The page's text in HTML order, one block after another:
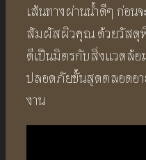
เส้นทางผ่านน้ำดีๆ ก่อนจ
สัมผัสผิวคุณ ด้วยวัสดุพี
ดีเป็นมิตรกับสิ่งแวดล้อ
ปลอดภัยขั้นสุดตลอดอา
งาน